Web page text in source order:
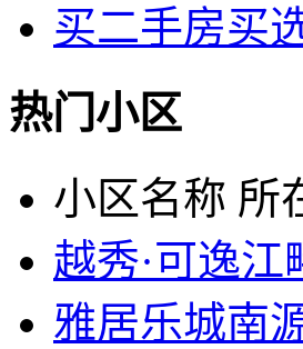
买二手房买
热门小区
小区名称 所
越秀·可逸江
雅居乐城南